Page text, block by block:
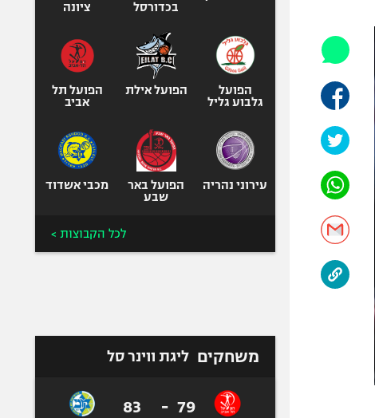
ספורט מוטורי
כדורמים
ספורט אתגרי
ואקסטרים
אומנויות לחימה
בכדורסל
ציונה
הפועל
גלבוע גליל
הפועל אילת
הפועל תל
אביב
עירוני נהריה
הפועל באר
שבע
מכבי אשדוד
לכל הקבוצות >
משחקים ליגת ווינר סל
79
-
83